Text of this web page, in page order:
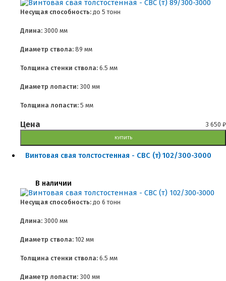
Несущая способность: до 5 тонн
Длина: 3000 мм
Диаметр ствола: 89 мм
Толщина стенки ствола: 6.5 мм
Диаметр лопасти: 300 мм
Толщина лопасти: 5 мм
Цена 3 650 ₽
КУПИТЬ
Винтовая свая толстостенная - СВС (т) 102/300-3000
В наличии
Несущая способность: до 6 тонн
Длина: 3000 мм
Диаметр ствола: 102 мм
Толщина стенки ствола: 6.5 мм
Диаметр лопасти: 300 мм